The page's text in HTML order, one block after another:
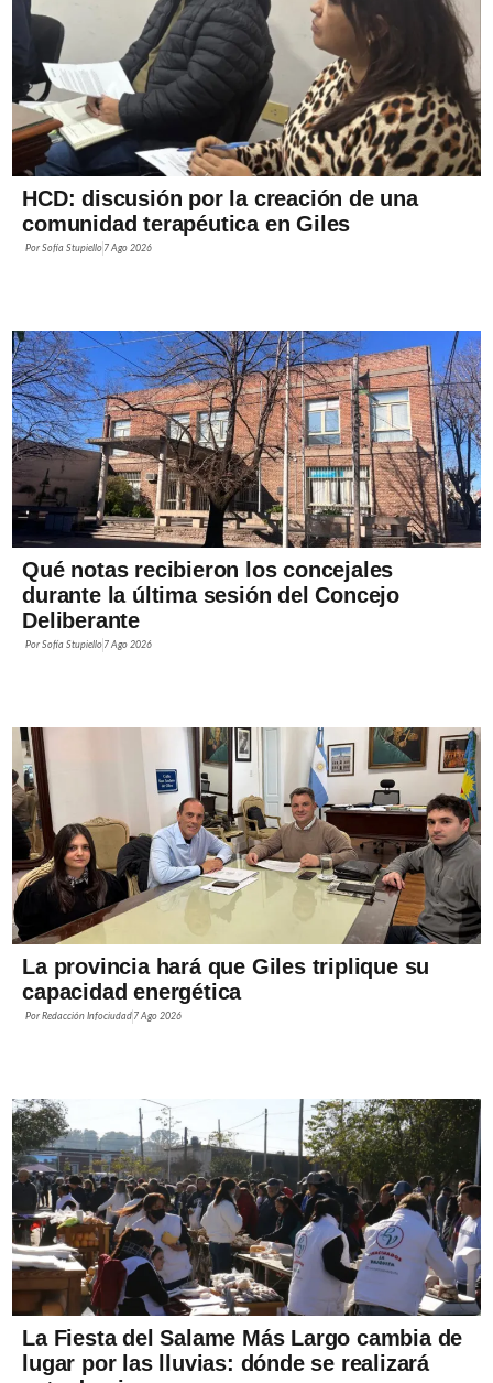
HCD: discusión por la creación de una
comunidad terapéutica en Giles
PorSofía Stupiello 7 Ago 2026
Qué notas recibieron los concejales
durante la última sesión del Concejo
Deliberante
PorSofía Stupiello 7 Ago 2026
La provincia hará que Giles triplique su
capacidad energética
PorRedacción Infociudad 7 Ago 2026
La Fiesta del Salame Más Largo cambia de
lugar por las lluvias: dónde se realizará